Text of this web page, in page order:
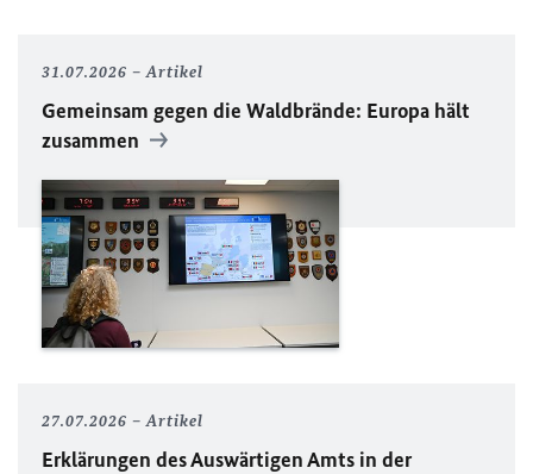
31.07.2026 Artikel
Gemeinsam gegen die Waldbrände: Europa hält
zusammen
27.07.2026 Artikel
Erklärungen des Auswärtigen Amts in der